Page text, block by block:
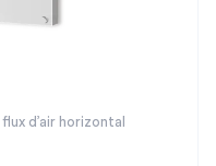
d’air horizontal